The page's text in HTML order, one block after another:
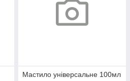
Мастило універсальне 100мл